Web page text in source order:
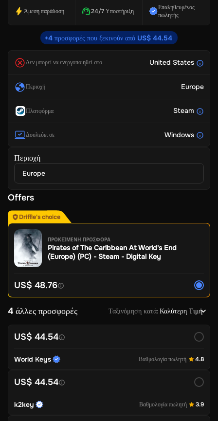
Άμεση παράδοση 24/7 Υποστήριξη
Επαληθευμένος
πωλητής
+4 προσφορές που ξεκινούν από US$ 44.54
Δεν μπορεί να ενεργοποιηθεί στο United States
Περιοχή Europe
Πλατφόρμα Steam
Δουλεύει σε Windows
Περιοχή
Europe
Offers
Driffle's choice
ΠΡΟΚΕΙΜΕΝΗ ΠΡΟΣΦΟΡΑ
Pirates of The Caribbean At World's End
(Europe) (PC) - Steam - Digital Key
US$ 48.76
4 άλλες προσφορές Ταξινόμηση κατά:Καλύτερη Τιμή
US$ 44.54
World Keys Βαθμολογία πωλητή 4.8
US$ 44.54
k2key Βαθμολογία πωλητή 3.9